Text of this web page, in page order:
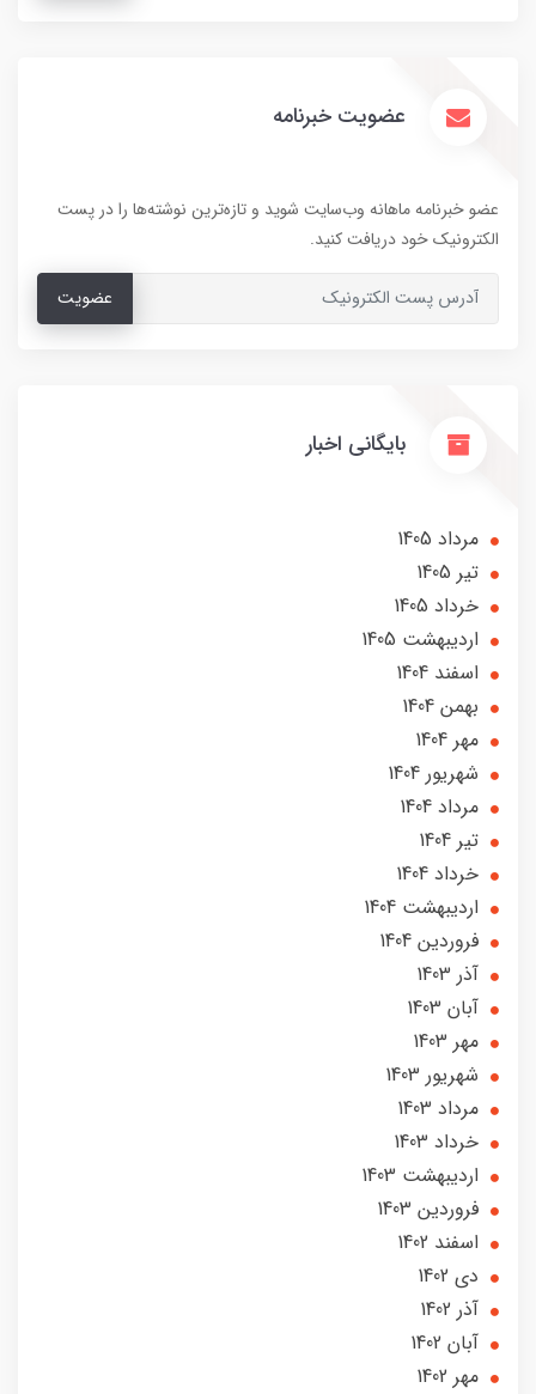
عضویت خبرنامه
عضو خبرنامه ماهانه وب‌سایت شوید و تازه‌ترین نوشته‌ها را در پست
الکترونیک خود دریافت کنید.
عضویت
بایگانی اخبار
مرداد 1405
تير 1405
خرداد 1405
ارديبهشت 1405
اسفند 1404
بهمن 1404
مهر 1404
شهریور 1404
مرداد 1404
تير 1404
خرداد 1404
ارديبهشت 1404
فروردین 1404
آذر 1403
آبان 1403
مهر 1403
شهریور 1403
مرداد 1403
خرداد 1403
ارديبهشت 1403
فروردین 1403
اسفند 1402
دی 1402
آذر 1402
آبان 1402
مهر 1402